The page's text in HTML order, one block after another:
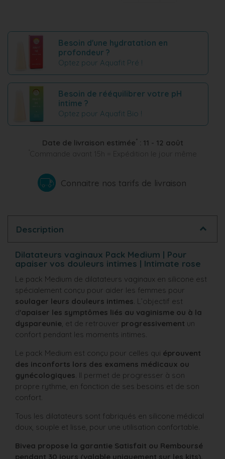
Besoin d'une hydratation en
profondeur ?
Optez pour Aquafit Pré !
Besoin de rééquilibrer votre pH
intime ?
Optez pour Aquafit Bio !
Date de livraison estimée * : 11 - 12 août
Commande avant 15h = Expédition le jour même
Connaitre nos tarifs de livraison
Description
Dilatateurs vaginaux Pack Medium | Pour
apaiser vos douleurs intimes | Intimate rose
Le pack Medium de dilatateurs vaginaux en silicone est
spécialement conçu pour aider les femmes pour
soulager leurs douleurs intimes. L’objectif est
d'apaiser les symptômes liés au vaginisme ou à la
dyspareunie , et de retrouver progressivement un
confort pendant les moments intimes.
Le pack Medium est conçu pour celles qui éprouvent
des inconforts lors des examens médicaux ou
gynécologiques. Il permet de progresser à son
propre rythme, en fonction de ses besoins et de son
confort.
Tous les dilatateurs sont fabriqués en silicone médical
doux, souple et lisse, pour une utilisation confortable.
Bivea propose la garantie Satisfait ou Remboursé
pendant 30 jours (valable uniquement sur les kits).